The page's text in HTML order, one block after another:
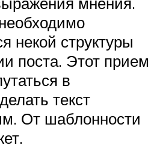
некой структуры
поста. Этот прием
в
текст
От шаблонности